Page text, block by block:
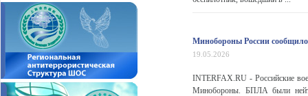
Минобороны России сообщило
19.05.2026
INTERFAX.RU - Российские
Минобороны. БПЛА были